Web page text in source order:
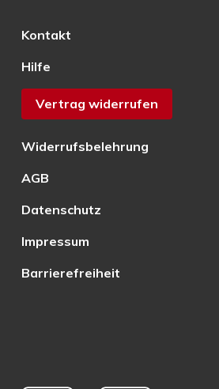
Kontakt
Hilfe
Vertrag widerrufen
Widerrufsbelehrung
AGB
Datenschutz
Impressum
Barrierefreiheit